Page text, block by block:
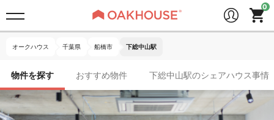
オークハウス 千葉県 船橋市 下総中山駅
物件を探す おすすめ物件 下総中山駅のシェアハウス事情